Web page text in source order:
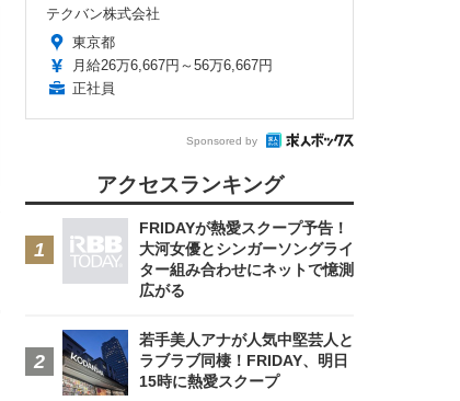
テクバン株式会社
東京都
月給26万6,667円～56万6,667円
正社員
Sponsored by
アクセスランキング
FRIDAYが熱愛スクープ予告！
大河女優とシンガーソングライ
ター組み合わせにネットで憶測
広がる
若手美人アナが人気中堅芸人と
ラブラブ同棲！FRIDAY、明日
15時に熱愛スクープ